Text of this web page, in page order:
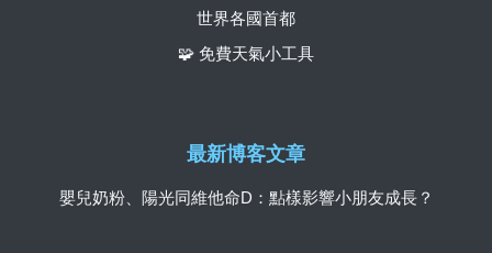
世界各國首都
🧩 免費天氣小工具
最新博客文章
嬰兒奶粉、陽光同維他命D：點樣影響小朋友成長？